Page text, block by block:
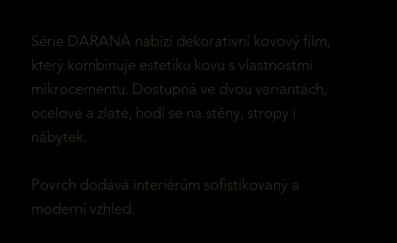
Série DARANÀ nabízí dekorativní kovový film,
který kombinuje estetiku kovu s vlastnostmi
mikrocementu. Dostupná ve dvou variantách,
ocelové a zlaté, hodí se na stěny, stropy i
nábytek.
Povrch dodává interiérům sofistikovaný a
moderní vzhled.